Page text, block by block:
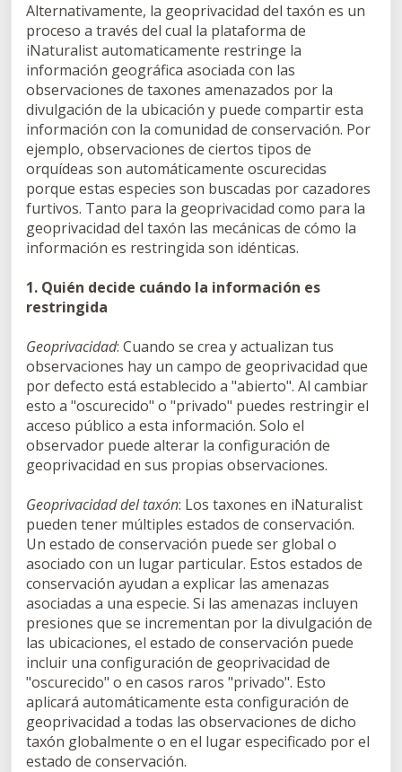
Alternativamente, la geoprivacidad del taxón es un
proceso a través del cual la plataforma de
iNaturalist automaticamente restringe la
información geográfica asociada con las
observaciones de taxones amenazados por la
divulgación de la ubicación y puede compartir esta
información con la comunidad de conservación. Por
ejemplo, observaciones de ciertos tipos de
orquídeas son automáticamente oscurecidas
porque estas especies son buscadas por cazadores
furtivos. Tanto para la geoprivacidad como para la
geoprivacidad del taxón las mecánicas de cómo la
información es restringida son idénticas.
1. Quién decide cuándo la información es
restringida
Geoprivacidad: Cuando se crea y actualizan tus
observaciones hay un campo de geoprivacidad que
por defecto está establecido a "abierto". Al cambiar
esto a "oscurecido" o "privado" puedes restringir el
acceso público a esta información. Solo el
observador puede alterar la configuración de
geoprivacidad en sus propias observaciones.
Geoprivacidad del taxón: Los taxones en iNaturalist
pueden tener múltiples estados de conservación.
Un estado de conservación puede ser global o
asociado con un lugar particular. Estos estados de
conservación ayudan a explicar las amenazas
asociadas a una especie. Si las amenazas incluyen
presiones que se incrementan por la divulgación de
las ubicaciones, el estado de conservación puede
incluir una configuración de geoprivacidad de
"oscurecido" o en casos raros "privado". Esto
aplicará automáticamente esta configuración de
geoprivacidad a todas las observaciones de dicho
taxón globalmente o en el lugar especificado por el
estado de conservación.